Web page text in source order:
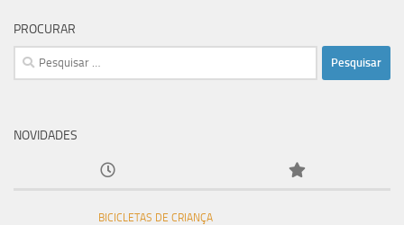
PROCURAR
Pesquisar
por:
NOVIDADES
BICICLETAS DE CRIANÇA